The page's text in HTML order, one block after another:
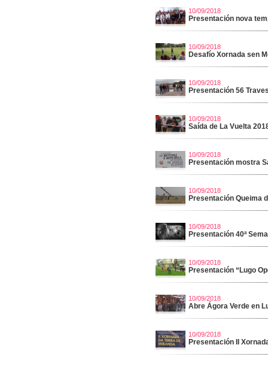
10/09/2018
Presentación nova
10/09/2018
Desafío Xornada sen
10/09/2018
Presentación 56
10/09/2018
Saída de La Vuelta
10/09/2018
Presentación mostra
10/09/2018
Presentación Queima
10/09/2018
Presentación 40ª
10/09/2018
Presentación “Lugo
10/09/2018
Abre Ágora Verde en
10/09/2018
Presentación II